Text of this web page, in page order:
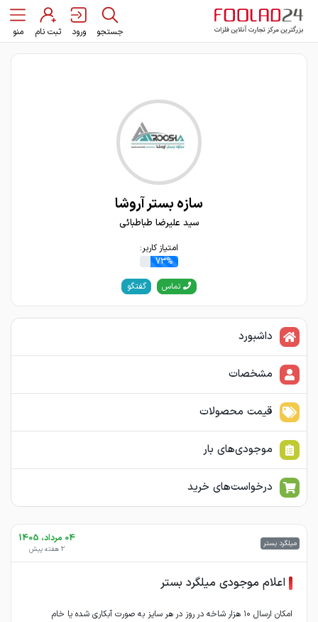
جستجو ورود ثبت نام منو
سازه بستر آروشا
سید علیرضا طباطبائی
امتیاز کاربر:
73%
تماس گفتگو
داشبورد
مشخصات
قیمت محصولات
موجودی‌های بار
درخواست‌های خرید
میلگرد بستر 04 مرداد، 1405
2 هفته پیش
اعلام موجودی میلگرد بستر
امکان ارسال ۱۰ هزار شاخه در روز در هر سایز به صورت آبکاری شده یا خام